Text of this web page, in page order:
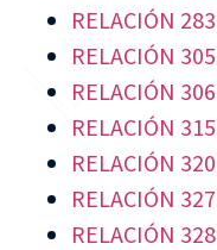
RELACIÓN 283
RELACIÓN 305
RELACIÓN 306
RELACIÓN 315
RELACIÓN 320
RELACIÓN 327
RELACIÓN 328